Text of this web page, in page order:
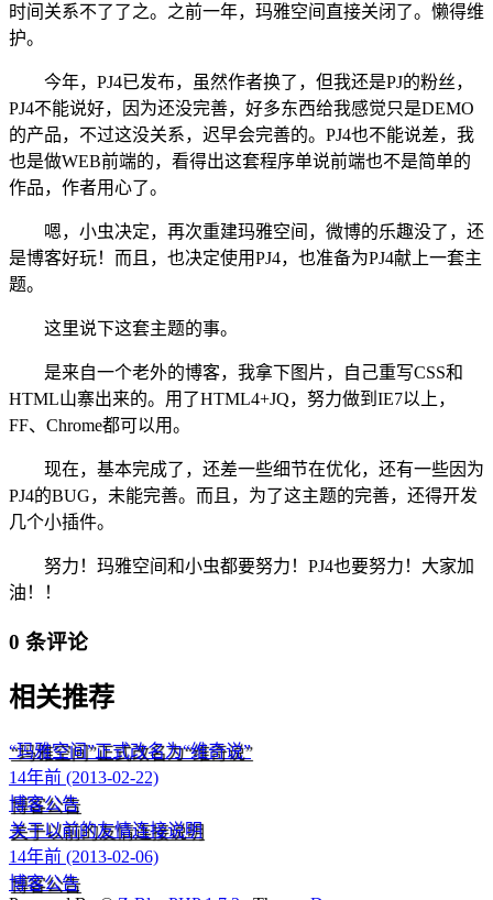
时间关系不了了之。之前一年，玛雅空间直接关闭了。懒得维
护。
今年，PJ4已发布，虽然作者换了，但我还是PJ的粉丝，
PJ4不能说好，因为还没完善，好多东西给我感觉只是DEMO
的产品，不过这没关系，迟早会完善的。PJ4也不能说差，我
也是做WEB前端的，看得出这套程序单说前端也不是简单的
作品，作者用心了。
嗯，小虫决定，再次重建玛雅空间，微博的乐趣没了，还
是博客好玩！而且，也决定使用PJ4，也准备为PJ4献上一套主
题。
这里说下这套主题的事。
是来自一个老外的博客，我拿下图片，自己重写CSS和
HTML山寨出来的。用了HTML4+JQ，努力做到IE7以上，
FF、Chrome都可以用。
现在，基本完成了，还差一些细节在优化，还有一些因为
PJ4的BUG，未能完善。而且，为了这主题的完善，还得开发
几个小插件。
努力！玛雅空间和小虫都要努力！PJ4也要努力！大家加
油！！
0 条评论
相关推荐
“玛雅空间”正式改名为“维奇说”
14年前 (2013-02-22)
博客公告
关于以前的友情连接说明
14年前 (2013-02-06)
博客公告